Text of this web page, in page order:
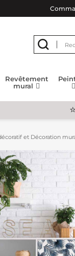
Revêtement
mural
et Décoration